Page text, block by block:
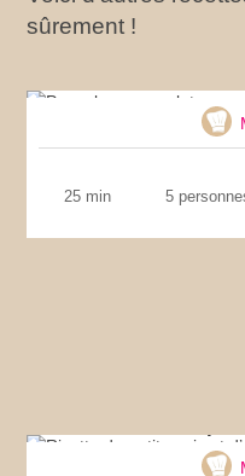
sûrement !
25 min 5